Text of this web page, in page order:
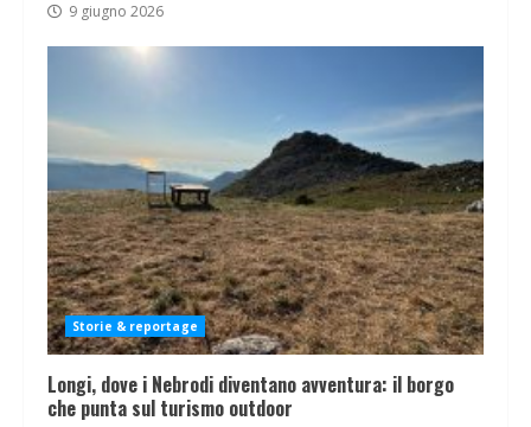
9 giugno 2026
Storie & reportage
Longi, dove i Nebrodi diventano avventura: il borgo
che punta sul turismo outdoor